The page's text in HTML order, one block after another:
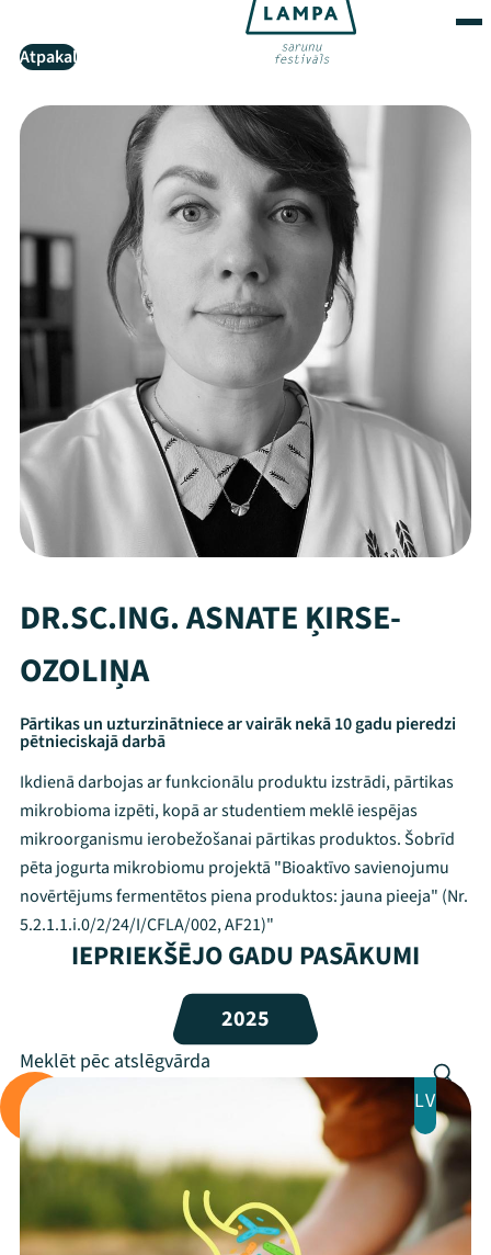
Mana programma
Festivāls
Programma
Viņi bija LAMPĀ 2026
Jaunumi
Ziedo
Atpakaļ
DR.SC.ING. ASNATE ĶIRSE-
OZOLIŅA
Pārtikas un uzturzinātniece ar vairāk nekā 10 gadu pieredzi
pētnieciskajā darbā
Ikdienā darbojas ar funkcionālu produktu izstrādi, pārtikas
mikrobioma izpēti, kopā ar studentiem meklē iespējas
mikroorganismu ierobežošanai pārtikas produktos. Šobrīd
pēta jogurta mikrobiomu projektā "Bioaktīvo savienojumu
novērtējums fermentētos piena produktos: jauna pieeja" (Nr.
5.2.1.1.i.0/2/24/I/CFLA/002, AF21)"
IEPRIEKŠĒJO GADU PASĀKUMI
2025
LV